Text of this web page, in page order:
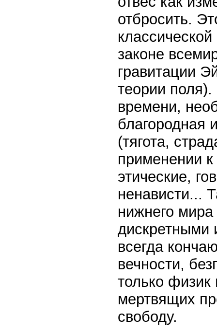
отбросить.
законе
гравитации
теории
времени,
благородная
(тягота,
применении
этические,
ненависти...
нижнего
дискретными
всегда
вечности,
только физик
мертвящих
свободу.